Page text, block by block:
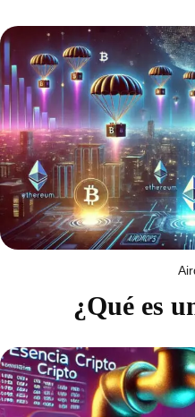
¿Qué es